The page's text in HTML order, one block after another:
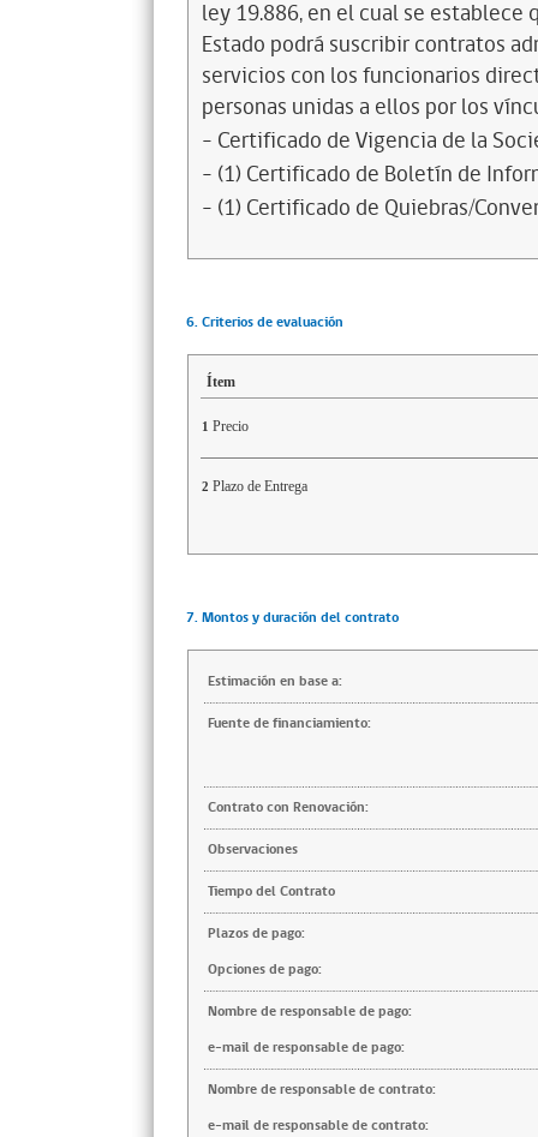
ley 19.886, en el cual se
Estado podrá suscribir contratos
servicios con los funcionarios
personas unidas a ellos por los
- Certificado de Vigencia de la
- (1) Certificado de Boletín de
- (1) Certificado de Quiebras/
6. Criterios de evaluación
Ítem
1 Precio
2 Plazo de Entrega
7. Montos y duración del contrato
Estimación en base a:
Fuente de financiamiento:
Contrato con Renovación:
Observaciones
Tiempo del Contrato
Plazos de pago:
Opciones de pago:
Nombre de responsable de pago:
e-mail de responsable de pago:
Nombre de responsable de contrato:
e-mail de responsable de contrato: